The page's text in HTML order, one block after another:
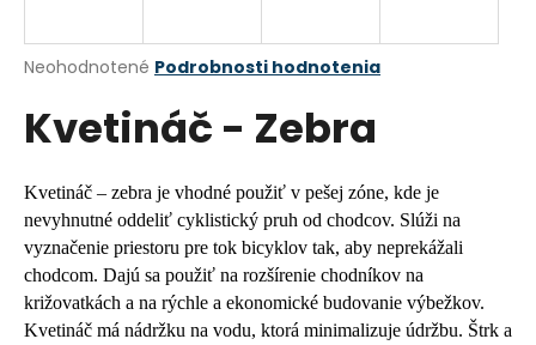
Priemerné
produktu
je
z
5
hviezdičiek.
Neohodnotené Podrobnosti hodnotenia
Kvetináč - Zebra
Kvetináč – zebra je vhodné použiť v pešej zóne, kde je
nevyhnutné oddeliť cyklistický pruh od chodcov. Slúži na
vyznačenie priestoru pre tok bicyklov tak, aby neprekážali
chodcom. Dajú sa použiť na rozšírenie chodníkov na
križovatkách a na rýchle a ekonomické budovanie výbežkov.
Kvetináč má nádržku na vodu, ktorá minimalizuje údržbu. Štrk a
j
ť
?
HĽADAŤ